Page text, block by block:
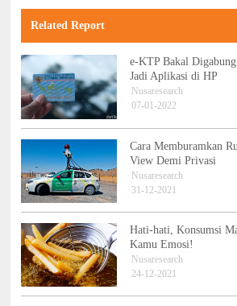
Related Report
e-KTP Bakal
Jadi Aplikasi di HP
Nusaresearch
07-01-2022
Cara Memburamkan
View Demi Privasi
Nusaresearch
31-12-2021
Hati-hati, Konsumsi
Kamu Emosi!
Nusaresearch
24-12-2021